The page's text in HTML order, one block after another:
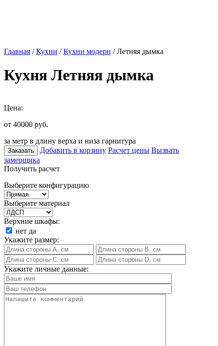
Главная /Кухни /Кухни модерн / Летняя дымка
Кухня Летняя дымка
Цена:
от 40000 руб.
за метр в длину верха и низа гарнитура
Заказать Добавить в корзину Расчет цены Вызвать
замерщика
Получить расчет
Выберите конфигурацию
Выберите материал
Верхние шкафы:
нет да
Укажите размер:
Укажите личные данные: